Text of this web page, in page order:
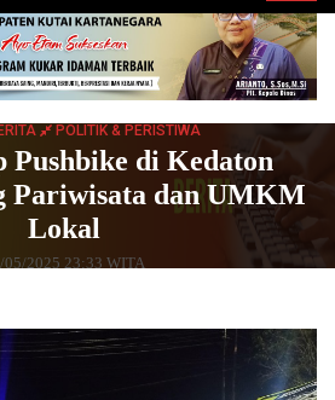
POLITIK & PERISTIWA
Pushbike di Kedaton
Pariwisata dan UMKM
Lokal
05/2025 23:33 WITA